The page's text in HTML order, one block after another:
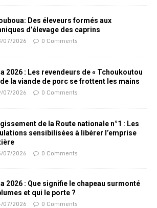
Des éleveurs formés aux
d’élevage des caprins
07/2026 0 Comments
2026 : Les revendeurs de « Tchoukoutou
la viande de porc se frottent les mains
07/2026 0 Comments
de la Route nationale n°1 : Les
sensibilisées à libérer l’emprise
07/2026 0 Comments
2026 : Que signifie le chapeau surmonté
et qui le porte ?
07/2026 0 Comments